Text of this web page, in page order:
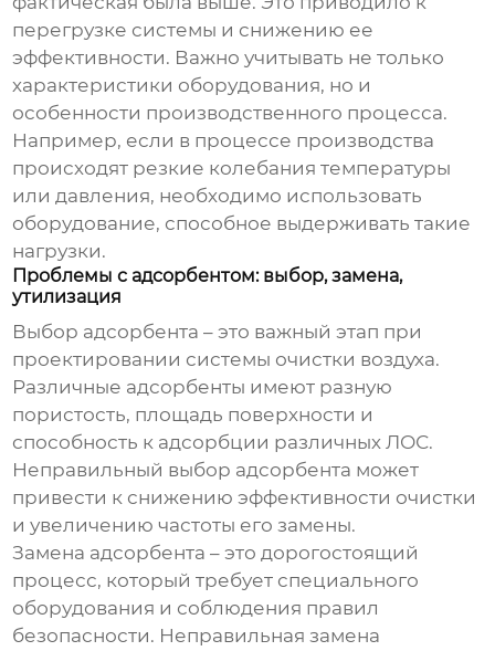
перегрузке системы и снижению ее
эффективности. Важно учитывать не только
характеристики оборудования, но и
особенности производственного процесса.
Например, если в процессе производства
происходят резкие колебания температуры
или давления, необходимо использовать
оборудование, способное выдерживать такие
нагрузки.
Проблемы с адсорбентом: выбор, замена,
утилизация
Выбор адсорбента – это важный этап при
проектировании системы очистки воздуха.
Различные адсорбенты имеют разную
пористость, площадь поверхности и
способность к адсорбции различных ЛОС.
Неправильный выбор адсорбента может
привести к снижению эффективности очистки
и увеличению частоты его замены.
Замена адсорбента – это дорогостоящий
процесс, который требует специального
оборудования и соблюдения правил
безопасности. Неправильная замена